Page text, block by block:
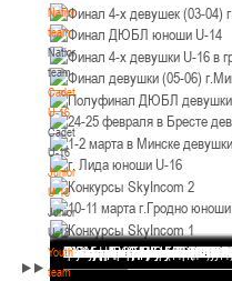
National
team
National
team
Cadets
U-16
Cadets
U-16
Juniors
U-18
Juniors
U-18
Youth
team
U-
IV тур – юноши 2012-2013 гг.р.,
Уральская 3А
05-
U-14
III тур – девушки 2012-2013 гг.р.,
ул. Б.Хмельницкого, 118а
Финал 4-х - девушки
Финал 4-х - юноши 2013-
Финал 4-х - юноши 2013-
Финал 4-х - юноши 2011-
Финал 4-х - юноши 2009-
Финал 4-х - девушки
Финал 4-х - девушки
Финал 4-х девушки 2011-
Финал 4-х юноши 2011-
Финал 4-х девушек (03-
Финал ДЮБЛ юноши U-14
Финал 4-х девушки U-16 в
Финал девушки (05-06)
Полуфинал ДЮБЛ
24-25 февраля в Бресте
1-2 марта в Минске
г. Лида юноши U-16
Конкурсы SkyIncom 2
10-11 марта г.Гродно
Конкурсы SkyIncom 1
группа "ВКонтакте"